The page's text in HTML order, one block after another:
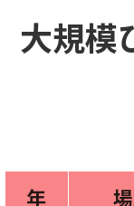
大規模
年